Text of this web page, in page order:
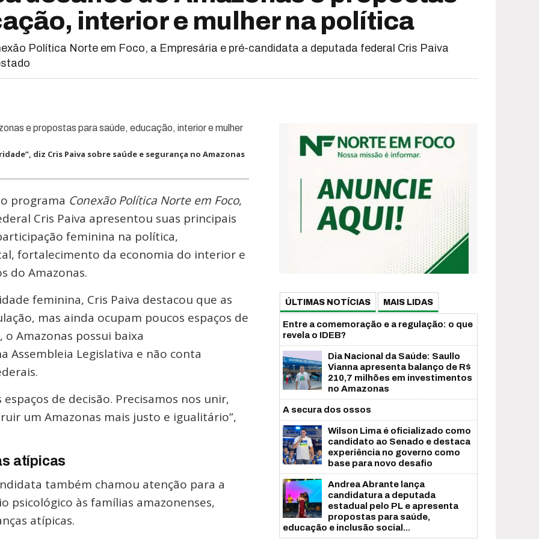
interior e mulher na política
Política Norte em Foco, a Empresária e pré-candidata a deputada federal Cris Paiva
diz Cris Paiva sobre saúde e segurança no Amazonas
programa Conexão Política Norte em Foco,
Cris Paiva apresentou suas principais
feminina na política,
fortalecimento da economia do interior e
do Amazonas.
feminina, Cris Paiva destacou que as
mas ainda ocupam poucos espaços de
Amazonas possui baixa
Assembleia Legislativa e não conta
de decisão. Precisamos nos unir,
um Amazonas mais justo e igualitário”,
atípicas
também chamou atenção para a
psicológico às famílias amazonenses,
atípicas.
ÚLTIMAS NOTÍCIAS MAIS LIDAS
Entre a comemoração e a regulação: o que
revela o IDEB?
Dia Nacional da Saúde: Saullo
Vianna apresenta balanço de R$
210,7 milhões em investimentos
no Amazonas
A secura dos ossos
Wilson Lima é oficializado como
candidato ao Senado e destaca
experiência no governo como
base para novo desafio
Andrea Abrante lança
candidatura a deputada
estadual pelo PL e apresenta
propostas para saúde,
educação e inclusão social...